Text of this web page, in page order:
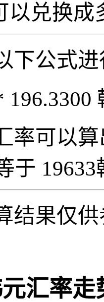
以兑换成
下公式
196.3300
率可以
于
结果仅
汇率走